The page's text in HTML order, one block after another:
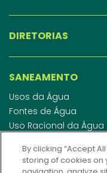
DIRETORIAS
SANEAMENTO
Usos da Água
Fontes de Água
Uso Racional da Água
Esgotamento Sanitário
Regulamento de
By clicking “Accept
storing of cookies